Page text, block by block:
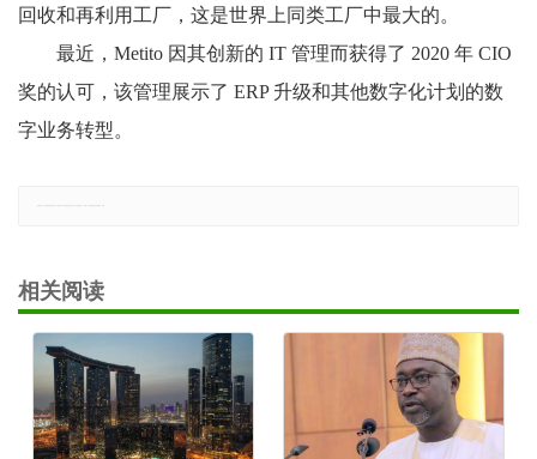
回收和再利用工厂，这是世界上同类工厂中最大的。
最近，Metito 因其创新的 IT 管理而获得了 2020 年 CIO
奖的认可，该管理展示了 ERP 升级和其他数字化计划的数
字业务转型。
相关阅读